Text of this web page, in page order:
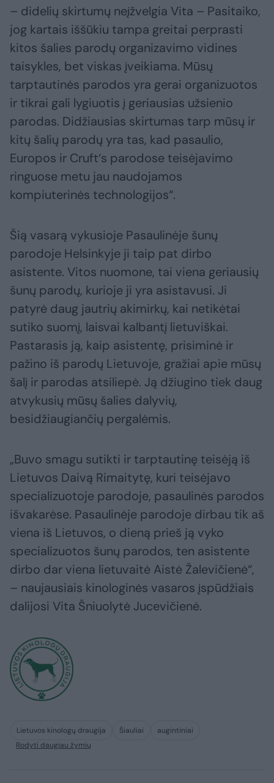
– didelių skirtumų neįžvelgia Vita – Pasitaiko,
jog kartais iššūkiu tampa greitai perprasti
kitos šalies parodų organizavimo vidines
taisykles, bet viskas įveikiama. Mūsų
tarptautinės parodos yra gerai organizuotos
ir tikrai gali lygiuotis į geriausias užsienio
parodas. Didžiausias skirtumas tarp mūsų ir
kitų šalių parodų yra tas, kad pasaulio,
Europos ir Cruft‘s parodose teisėjavimo
ringuose metu jau naudojamos
kompiuterinės technologijos“.
Šią vasarą vykusioje Pasaulinėje šunų
parodoje Helsinkyje ji taip pat dirbo
asistente. Vitos nuomone, tai viena geriausių
šunų parodų, kurioje ji yra asistavusi. Ji
patyrė daug jautrių akimirkų, kai netikėtai
sutiko suomį, laisvai kalbantį lietuviškai.
Pastarasis ją, kaip asistentę, prisiminė ir
pažino iš parodų Lietuvoje, gražiai apie mūsų
šalį ir parodas atsiliepė. Ją džiugino tiek daug
atvykusių mūsų šalies dalyvių,
besidžiaugiančių pergalėmis.
„Buvo smagu sutikti ir tarptautinę teisėją iš
Lietuvos Daivą Rimaitytę, kuri teisėjavo
specializuotoje parodoje, pasaulinės parodos
išvakarėse. Pasaulinėje parodoje dirbau tik aš
viena iš Lietuvos, o dieną prieš ją vyko
specializuotos šunų parodos, ten asistente
dirbo dar viena lietuvaitė Aistė Žalevičienė“,
– naujausiais kinologinės vasaros įspūdžiais
dalijosi Vita Šniuolytė Jucevičienė.
Lietuvos kinologų draugija Šiauliai
augintiniai
Rodyti daugiau žymių